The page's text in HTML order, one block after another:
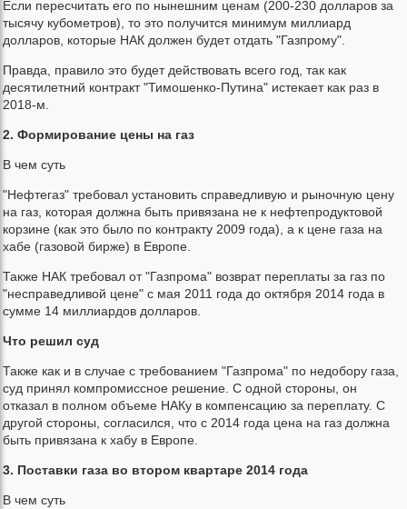
Если пересчитать его по нынешним ценам (200-230 долларов за
тысячу кубометров), то это получится минимум миллиард
долларов, которые НАК должен будет отдать "Газпрому".
Правда, правило это будет действовать всего год, так как
десятилетний контракт "Тимошенко-Путина" истекает как раз в
2018-м.
2. Формирование цены на газ
В чем суть
"Нефтегаз" требовал установить справедливую и рыночную цену
на газ, которая должна быть привязана не к нефтепродуктовой
корзине (как это было по контракту 2009 года), а к цене газа на
хабе (газовой бирже) в Европе.
Также НАК требовал от "Газпрома" возврат переплаты за газ по
"несправедливой цене" с мая 2011 года до октября 2014 года в
сумме 14 миллиардов долларов.
Что решил суд
Также как и в случае с требованием "Газпрома" по недобору газа,
суд принял компромиссное решение. С одной стороны, он
отказал в полном объеме НАКу в компенсацию за переплату. С
другой стороны, согласился, что с 2014 года цена на газ должна
быть привязана к хабу в Европе.
3. Поставки газа во втором квартаре 2014 года
В чем суть